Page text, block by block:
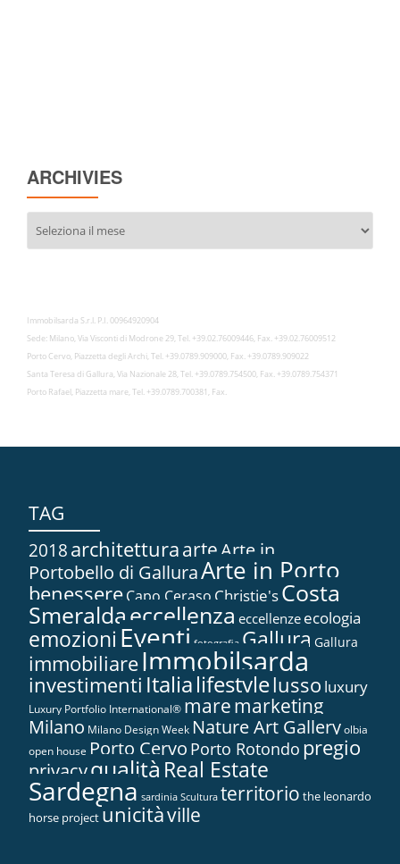
ARCHIVIES
Immobilsarda S.r.l. P.I. 00964920904
Sede: Milano, Via Visconti di Modrone 29, Tel. +39.02.76009446, Fax. +39.02.76009512
Porto Cervo, Piazzetta degli Archi, Tel. +39.0789.909000, Fax. +39.0789.909022
Santa Teresa di Gallura, Via Nazionale 28, Tel. +39.0789.754500, Fax. +39.0789.754371
Porto Rafael, Piazzetta mare, Tel. +39.0789.700381, Fax.
TAG
2018architetturaarteArte in...
Portobello di GalluraArte in Porto
benessereCapo Ceraso Christie'sCosta
Smeraldaeccellenza eccellenze ecologia
emozioni Eventi fotografia Gallura Gallura
immobiliareImmobilsarda
investimenti Italialifestylelusso luxury
Luxury Portfolio International® maremarketing
Milano Milano Design Week Nature Art Galleryolbia
open house Porto Cervo Porto Rotondo pregio
privacyqualità Real Estate
Sardegna sardinia Scultura territorio the leonardo
horse project unicitàville